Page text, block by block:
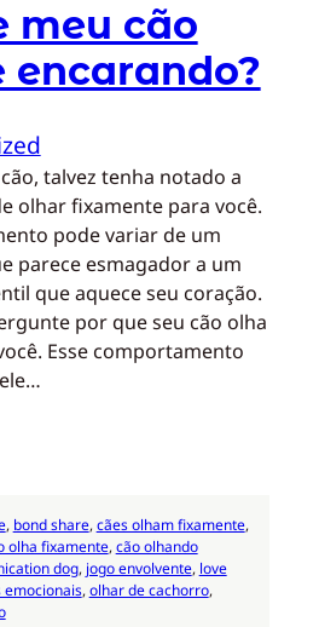
meu cão
encarando?
talvez tenha notado a
olhar fixamente para você.
pode variar de um
parece esmagador a um
que aquece seu coração.
por que seu cão olha
Esse comportamento
, bond share, cães olham fixamente
olha fixamente, cão olhando
dog, jogo envolvente, love
emocionais, olhar de cachorro